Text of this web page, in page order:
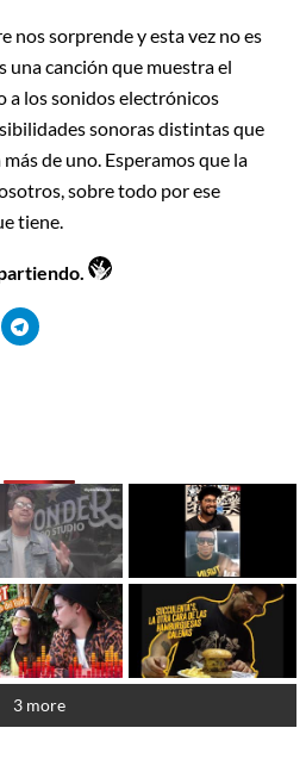
nos sorprende y esta vez no es
una canción que muestra el
a los sonidos electrónicos
sonoras distintas que
de uno. Esperamos que la
sobre todo por ese
tiene.
3 more